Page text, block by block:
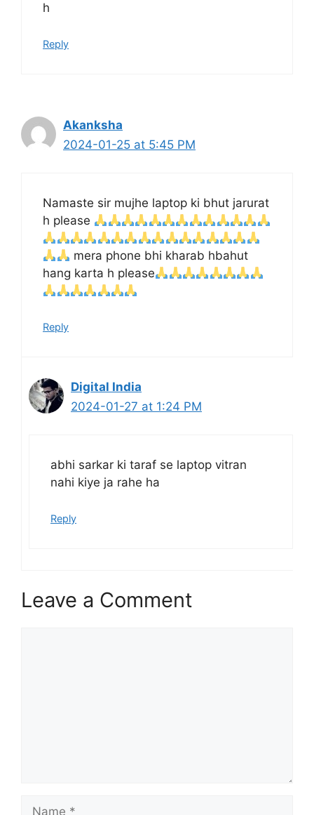
h
Reply
Akanksha
2024-01-25 at 5:45 PM
Namaste sir mujhe laptop ki bhut jarurat
h please
mera phone bhi kharab hbahut
hang karta h please
Reply
Digital India
2024-01-27 at 1:24 PM
abhi sarkar ki taraf se laptop vitran
nahi kiye ja rahe ha
Reply
Leave a Comment
Name